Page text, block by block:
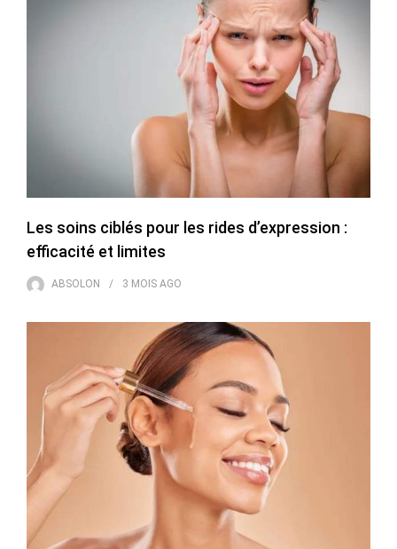
Les soins ciblés pour les rides d’expression :
efficacité et limites
ABSOLON 3 MOIS AGO